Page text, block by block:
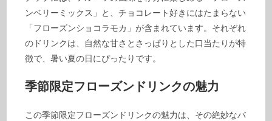
ンベリーミックス」と、チョコレート好きにはたまらない
「フローズンショコラモカ」が含まれています。それぞれ
のドリンクは、自然な甘さとさっぱりとした口当たりが特
徴で、暑い夏の日にぴったりです。
季節限定フローズンドリンクの魅力
この季節限定フローズンドリンクの魅力は、その絶妙なバ